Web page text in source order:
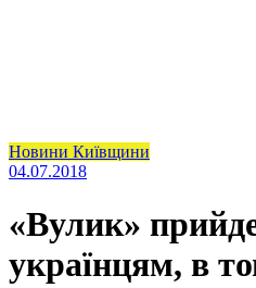
Новини Київщини
04.07.2018
«Вулик»
українцям, в